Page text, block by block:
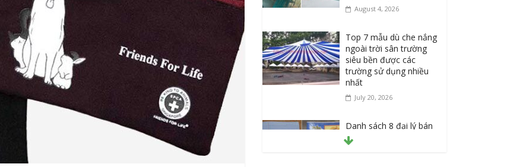
August 4, 2026
Top 7 mẫu dù che nắng
ngoài trời sân trường
siêu bền được các
trường sử dụng nhiều
nhất
July 20, 2026
Danh sách 8 đại lý bán
tập vở học sinh giá sỉ
tại Tphcm uy tín được